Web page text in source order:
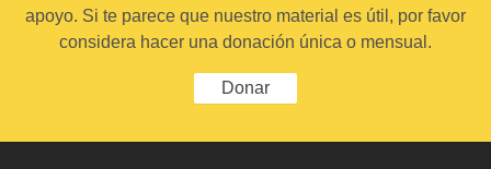
apoyo. Si te parece que nuestro material es útil, por favor
considera hacer una donación única o mensual.
Donar